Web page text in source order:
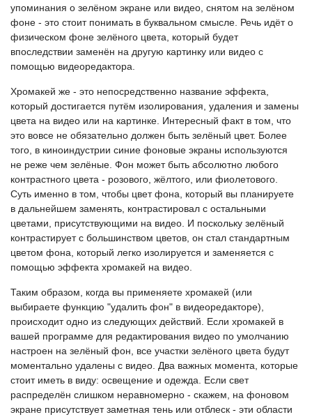
упоминания о зелёном экране или видео, снятом на зелёном
фоне - это стоит понимать в буквальном смысле. Речь идёт о
физическом фоне зелёного цвета, который будет
впоследствии заменён на другую картинку или видео с
помощью видеоредактора.
Хромакей же - это непосредственно название эффекта,
который достигается путём изолирования, удаления и замены
цвета на видео или на картинке. Интересный факт в том, что
это вовсе не обязательно должен быть зелёный цвет. Более
того, в киноиндустрии синие фоновые экраны используются
не реже чем зелёные. Фон может быть абсолютно любого
контрастного цвета - розового, жёлтого, или фиолетового.
Суть именно в том, чтобы цвет фона, который вы планируете
в дальнейшем заменять, контрастировал с остальными
цветами, присутствующими на видео. И поскольку зелёный
контрастирует с большинством цветов, он стал стандартным
цветом фона, который легко изолируется и заменяется с
помощью эффекта хромакей на видео.
Таким образом, когда вы применяете хромакей (или
выбираете функцию "удалить фон" в видеоредакторе),
происходит одно из следующих действий. Если хромакей в
вашей программе для редактирования видео по умолчанию
настроен на зелёный фон, все участки зелёного цвета будут
моментально удалены с видео. Два важных момента, которые
стоит иметь в виду: освещение и одежда. Если свет
распределён слишком неравномерно - скажем, на фоновом
экране присутствует заметная тень или отблеск - эти области